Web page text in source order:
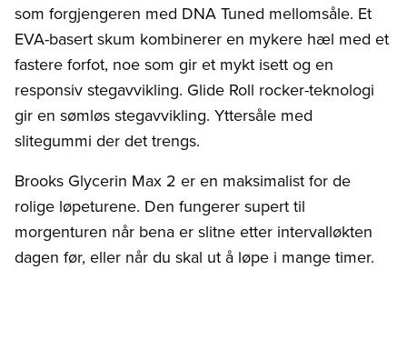
som forgjengeren med DNA Tuned mellomsåle. Et
EVA-basert skum kombinerer en mykere hæl med et
fastere forfot, noe som gir et mykt isett og en
responsiv stegavvikling. Glide Roll rocker-teknologi
gir en sømløs stegavvikling. Yttersåle med
slitegummi der det trengs.
Brooks Glycerin Max 2 er en maksimalist for de
rolige løpeturene. Den fungerer supert til
morgenturen når bena er slitne etter intervalløkten
dagen før, eller når du skal ut å løpe i mange timer.